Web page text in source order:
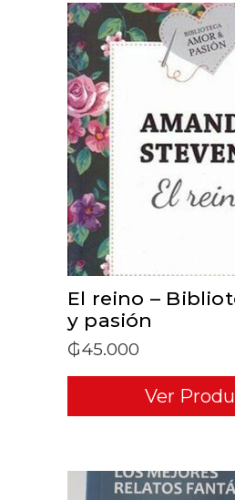
ADD TO
El reino –
y pasión
₲45.000
Ver